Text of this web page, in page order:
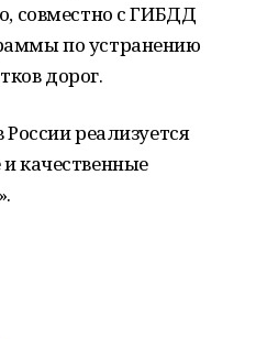
совместно с ГИБДД
по устранению
дорог.
реализуется
качественные